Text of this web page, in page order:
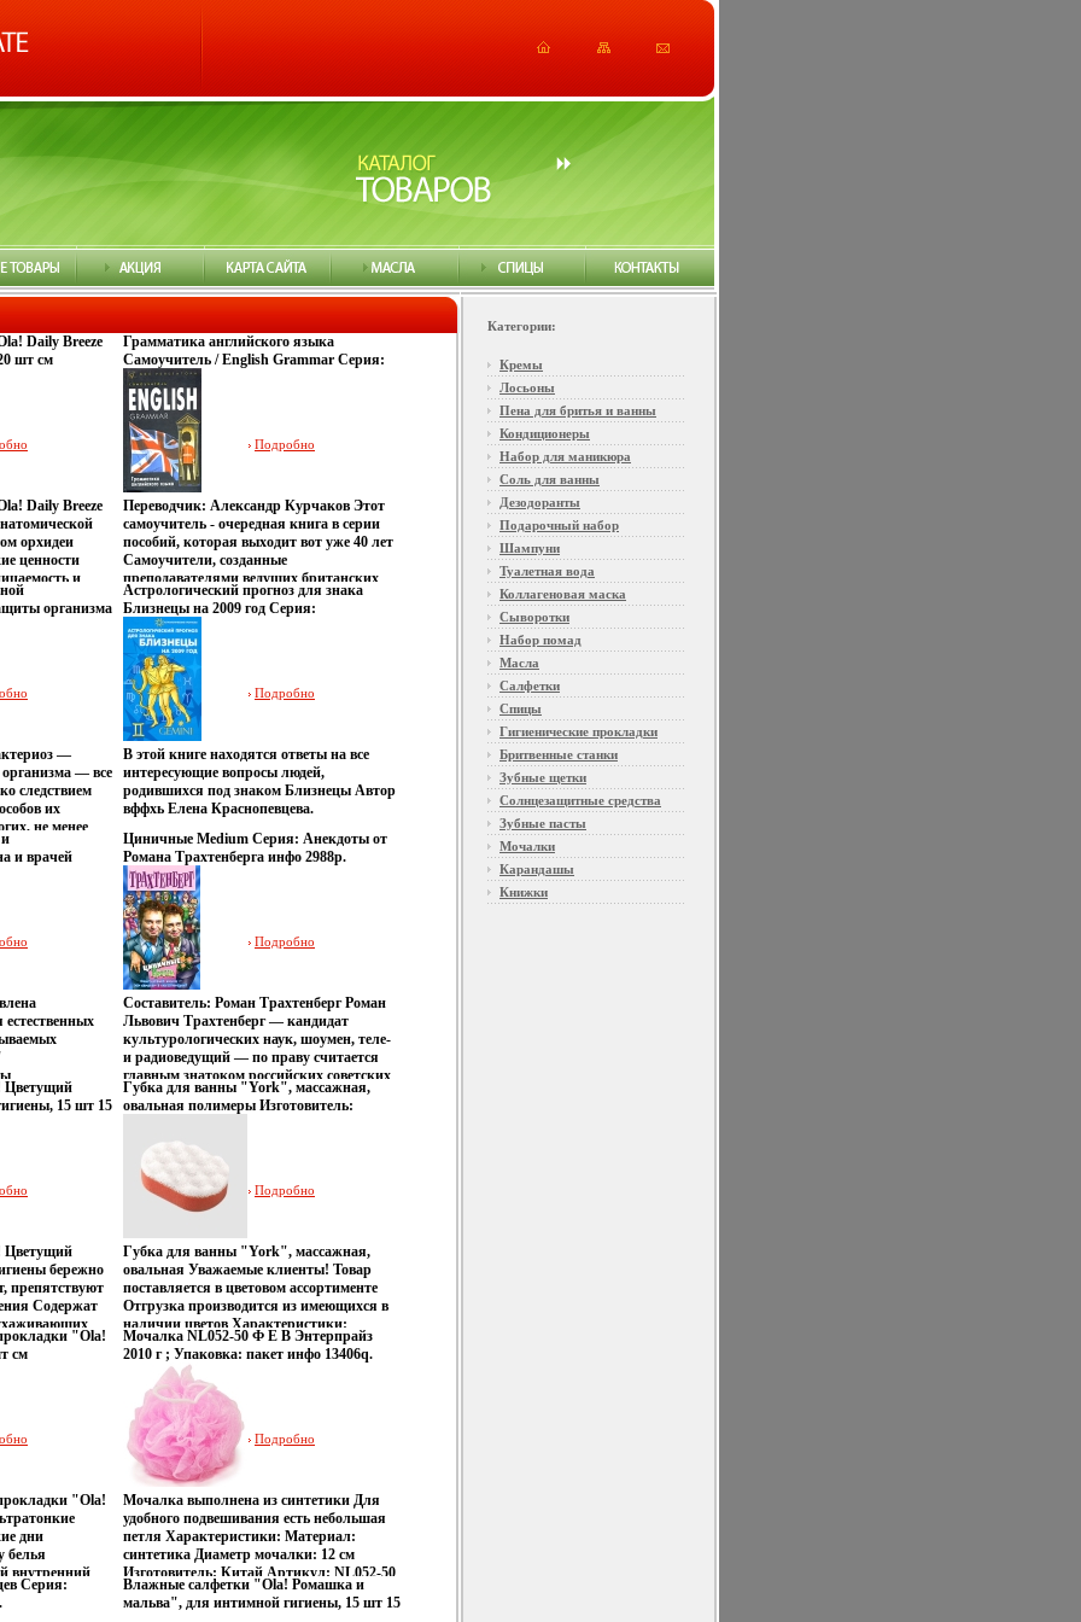
Daily Breeze
шт см
Daily Breeze
орхидеи
ценности
и
слоя
Airlaid, а ее
Толщина
упаковки: 15,5
организма
—
— все
следствием
их
не менее
и
кишечного
аллергии,
и
Из книги,
о
способах
а также о
Автор
и врачей
7768u.
восточная и
с раком и
на практике
примеры и
с
включая опыт
медицина
на широкий
Цветущий
15 шт 15
Цветущий
бережно
препятствуют
Содержат
ЕС Товар
"Ola!
см
Товар
"Ola!
дни
белья
внутренний
В
Серия:
Грамматика английского языка
Самоучитель / English Grammar Серия:
Без репетитора инфо 7294u.
Подробно
Переводчик: Александр Курчаков Этот
самоучитель - очередная книга в серии
пособий, которая выходит вот уже 40 лет
Самоучители, созданные
преподавателями ведущих британских
университетов с участием
зарбщцээубежных коллег, помогут вам
быстро и надолго усвоить язык и
общаться на нем так же легко, как и его
носители Автор Джон Шеперд John
Shepheard.
Астрологический прогноз для знака
Близнецы на 2009 год Серия:
Астрологические прогнозы инфо 7666u.
Подробно
В этой книге находятся ответы на все
интересующие вопросы людей,
родившихся под знаком Близнецы Автор
вффхь Елена Краснопевцева.
Циничные Medium Серия: Анекдоты от
Романа Трахтенберга инфо 2988p.
Подробно
Составитель: Роман Трахтенберг Роман
Львович Трахтенберг — кандидат
культурологических наук, шоумен, теле-
и радиоведущий — по праву считается
главным знатоком российских советских
анекдотов Эта книгабщцнт — плод
бессонных ночей (дней) Великого и
Губка для ванны "York", массажная,
овальная полимеры Изготовитель:
Подробно
Губка для ванны "York", массажная,
овальная Уважаемые клиенты! Товар
поставляется в цветовом ассортименте
Отгрузка производится из имеющихся в
наличии цветов Характеристики:
Размер: 9,5 см х 13бхбьв,5 см х 4,5 см
Материал: сложные полимеры
Изготовитель: Польша Артикул: 1101.
Мочалка NL052-50 Ф Е В Энтерпрайз
2010 г ; Упаковка: пакет инфо 13406q.
Подробно
Мочалка выполнена из синтетики Для
удобного подвешивания есть небольшая
петля Характеристики: Материал:
синтетика Диаметр мочалки: 12 см
Изготовитель: Китай Артикул: NL052-50
Уважаемые клиентыбхбьб! Обращаем
ваше внимание на возможные
Влажные салфетки "Ola! Ромашка и
мальва", для интимной гигиены, 15 шт 15
Категории:
Кремы
Лосьоны
Пена для бритья и ванны
Кондиционеры
Набор для маникюра
Соль для ванны
Дезодоранты
Подарочный набор
Шампуни
Туалетная вода
Коллагеновая маска
Сыворотки
Набор помад
Масла
Салфетки
Спицы
Гигиенические прокладки
Бритвенные станки
Зубные щетки
Солнцезащитные средства
Зубные пасты
Мочалки
Карандашы
Книжки